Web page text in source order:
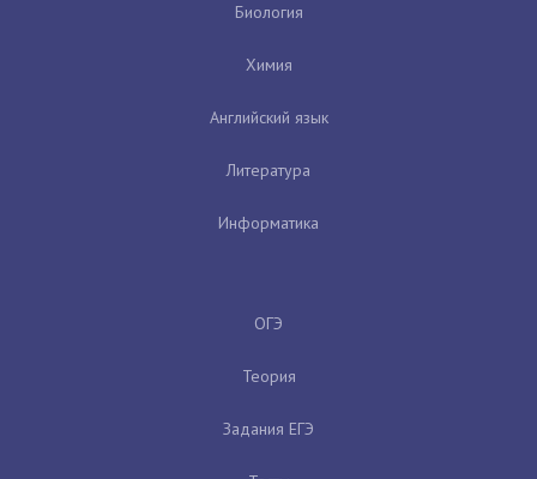
Биология
Химия
Английский язык
Литература
Информатика
ОГЭ
Теория
Задания ЕГЭ